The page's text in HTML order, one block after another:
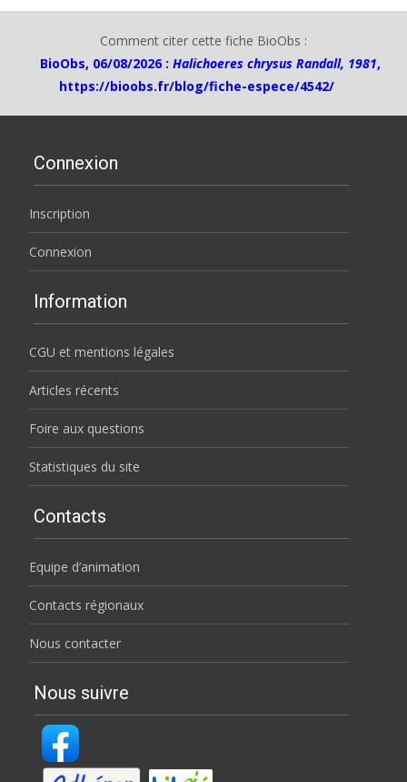
Comment citer cette fiche BioObs :
BioObs, 06/08/2026 : Halichoeres chrysus Randall, 1981,
https://bioobs.fr/blog/fiche-espece/4542/
Connexion
Inscription
Connexion
Information
CGU et mentions légales
Articles récents
Foire aux questions
Statistiques du site
Contacts
Equipe d’animation
Contacts régionaux
Nous contacter
Nous suivre